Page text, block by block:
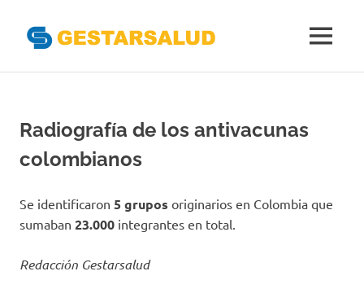
contenido
del
Aseguramiento
de
Salud
MENÚ
Radiografía de los antivacunas
colombianos
Se identificaron 5 grupos originarios en Colombia que
sumaban 23.000 integrantes en total.
Redacción Gestarsalud